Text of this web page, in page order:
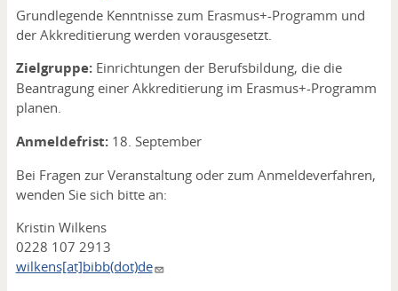
Grundlegende Kenntnisse zum Erasmus+-Programm und
der Akkreditierung werden vorausgesetzt.
Zielgruppe:Einrichtungen der Berufsbildung, die die
Beantragung einer Akkreditierung im Erasmus+-Programm
planen.
Anmeldefrist:18. September
Bei Fragen zur Veranstaltung oder zum Anmeldeverfahren,
wenden Sie sich bitte an:
Kristin Wilkens
0228 107 2913
wilkens[at]bibb(dot)de